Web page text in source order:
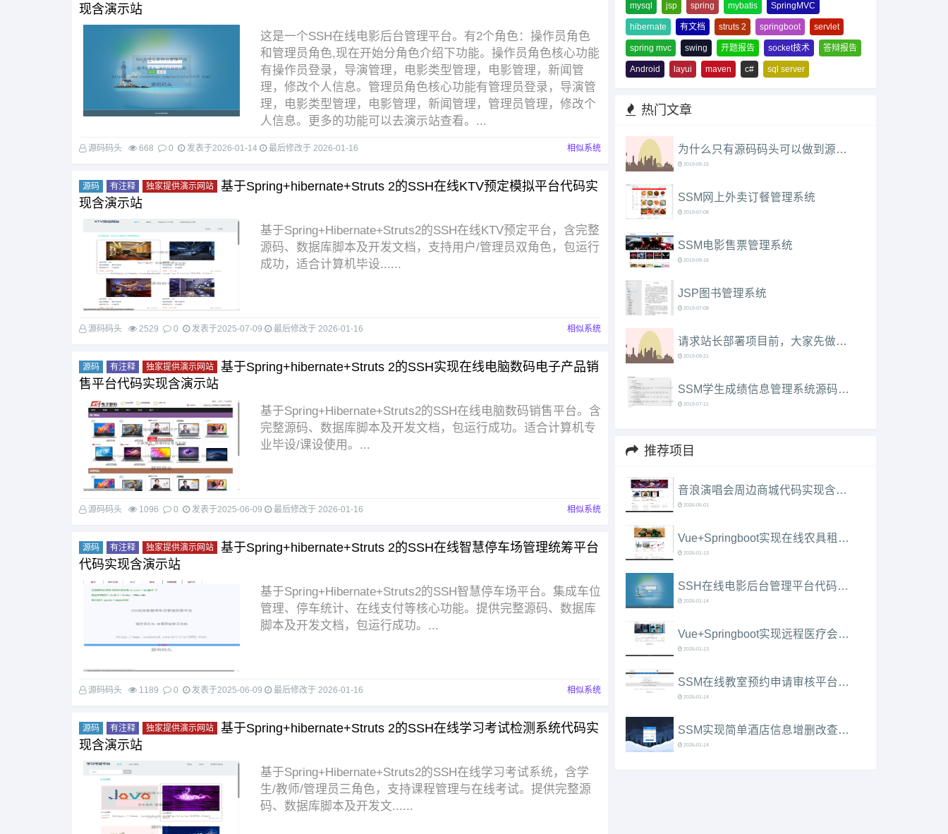
现含演示站
这是一个SSH在线电影后台管理平台。有2个角色：操作员角色
和管理员角色,现在开始分角色介绍下功能。操作员角色核心功能
有操作员登录，导演管理，电影类型管理，电影管理，新闻管
理，修改个人信息。管理员角色核心功能有管理员登录，导演管
理，电影类型管理，电影管理，新闻管理，管理员管理，修改个
人信息。更多的功能可以去演示站查看。...
源码码头 668 0 发表于2026-01-14 最后修改于 2026-01-16 相似系统
源码 有注释 独家提供演示网站
基于Spring+hibernate+Struts 2的SSH在线KTV预定模拟平台代码实
现含演示站
基于Spring+Hibernate+Struts2的SSH在线KTV预定平台，含完整
源码、数据库脚本及开发文档，支持用户/管理员双角色，包运行
成功，适合计算机毕设......
源码码头 2529 0 发表于2025-07-09 最后修改于 2026-01-16 相似系统
源码 有注释 独家提供演示网站
基于Spring+hibernate+Struts 2的SSH实现在线电脑数码电子产品销
售平台代码实现含演示站
基于Spring+Hibernate+Struts2的SSH在线电脑数码销售平台。含
完整源码、数据库脚本及开发文档，包运行成功。适合计算机专
业毕设/课设使用。...
源码码头 1096 0 发表于2025-06-09 最后修改于 2026-01-16 相似系统
源码 有注释 独家提供演示网站
基于Spring+hibernate+Struts 2的SSH在线智慧停车场管理统筹平台
代码实现含演示站
基于Spring+Hibernate+Struts2的SSH智慧停车场平台。集成车位
管理、停车统计、在线支付等核心功能。提供完整源码、数据库
脚本及开发文档，包运行成功。...
源码码头 1189 0 发表于2025-06-09 最后修改于 2026-01-16 相似系统
源码 有注释 独家提供演示网站
基于Spring+hibernate+Struts 2的SSH在线学习考试检测系统代码实
现含演示站
基于Spring+Hibernate+Struts2的SSH在线学习考试系统，含学
生/教师/管理员三角色，支持课程管理与在线考试。提供完整源
码、数据库脚本及开发文......
mysql jsp spring mybatis SpringMVC
hibernate 有文档 struts 2 springboot servlet
spring mvc swing 开题报告 socket技术 答辩报告
Android layui maven c# sql server
热门文章
为什么只有源码码头可以做到源码在线演示（附本站使用教程）？
2019-09-15
SSM网上外卖订餐管理系统
2019-07-08
SSM电影售票管理系统
2019-09-16
JSP图书管理系统
2019-07-08
请求站长部署项目前，大家先做下这几件事情....
2019-09-21
SSM学生成绩信息管理系统源码代码
2019-07-11
推荐项目
音浪演唱会周边商城代码实现含演示站
2026-05-01
Vue+Springboot实现在线农具租赁平台代码实现含演示站
2026-01-13
SSH在线电影后台管理平台代码实现含演示站
2026-01-14
Vue+Springboot实现远程医疗会诊平台代码实现含演示站
2026-01-13
SSM在线教室预约申请审核平台代码实现含演示站
2026-01-14
SSM实现简单酒店信息增删改查信息平台代码实现含演示站
2026-01-14